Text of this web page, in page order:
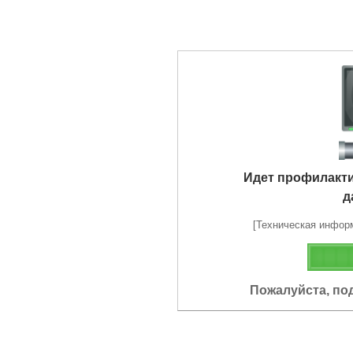
Идет
[Техническая
Пожалуйста,